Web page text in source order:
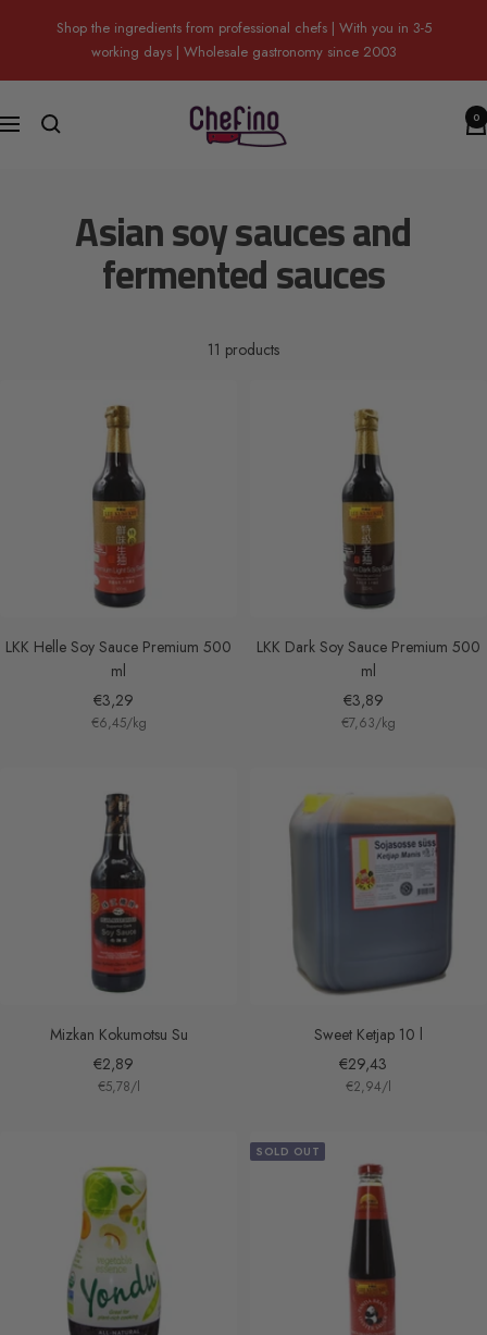
Shop the ingredients from professional chefs | With you in 3-5
working days | Wholesale gastronomy since 2003
Navigation
Chefino 0
Asian soy sauces and
fermented sauces
11 products
LKK Helle Soy Sauce Premium 500
ml
Sale
price
€3,29
€6,45/kg
LKK Dark Soy Sauce Premium 500
ml
Sale
price
€3,89
€7,63/kg
Mizkan Kokumotsu Su
Sale
price
€2,89
€5,78/l
Sweet Ketjap 10 l
Sale
price
€29,43
€2,94/l
SOLD OUT